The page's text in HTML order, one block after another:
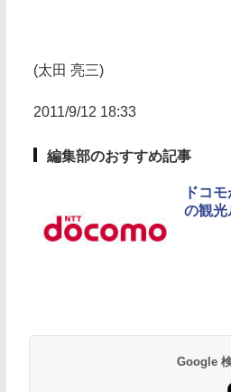
(太田 亮三)
2011/9/12 18:33
編集部のおすすめ記事
ドコ
の観光
Google